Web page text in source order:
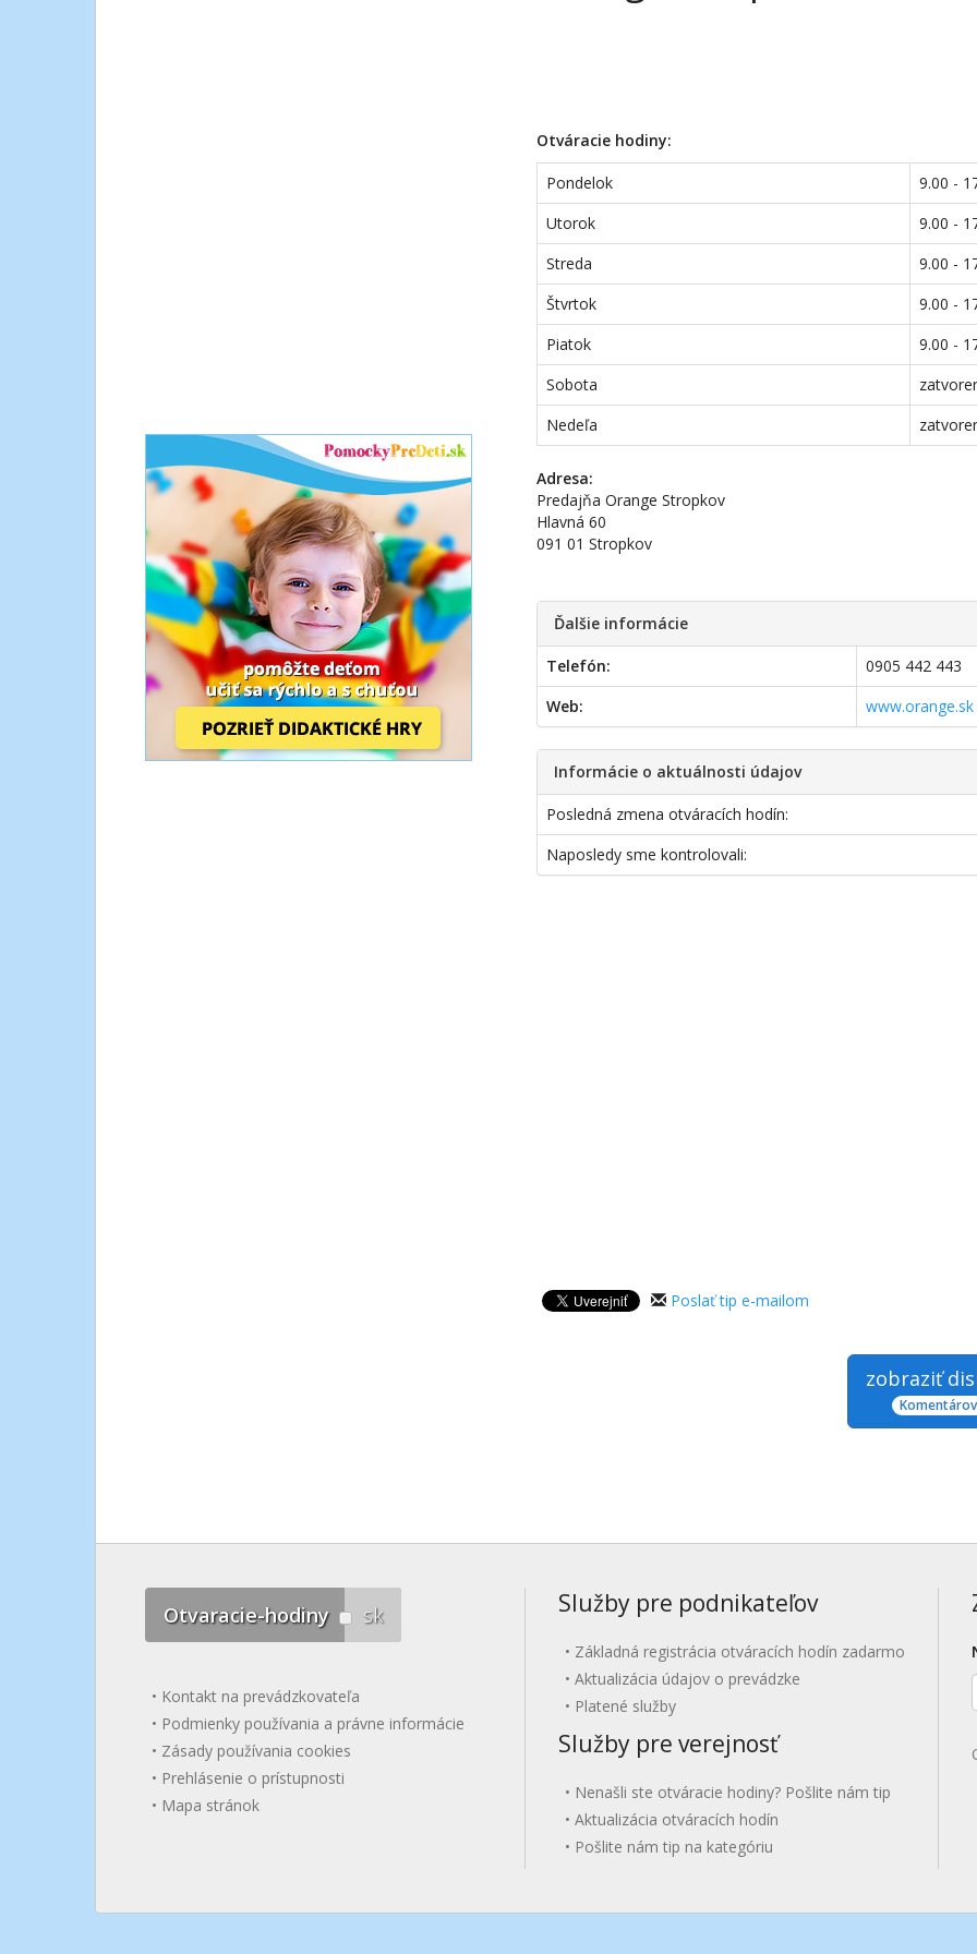
Otváracie hodiny:
Pondelok
9.00 -
Utorok
9.00 -
Streda
9.00 -
Štvrtok
9.00 -
Piatok
9.00 -
Sobota
Nedeľa
Adresa:
Predajňa Orange Stropkov
Hlavná 60
091 01 Stropkov
Ďalšie informácie
Telefón:
0905 442 443
Web:
www.orange.sk
Informácie o aktuálnosti údajov
Posledná zmena otváracích hodín:
Naposledy sme kontrolovali:
Poslať tip e-mailom
zobraziť
Otvaracie-hodiny sk
Kontakt na prevádzkovateľa
Podmienky používania a právne informácie
Zásady používania cookies
Prehlásenie o prístupnosti
Mapa stránok
Služby pre podnikateľov
Základná registrácia otváracích hodín zadarmo
Aktualizácia údajov o prevádzke
Platené služby
Služby pre verejnosť
Nenašli ste otváracie hodiny? Pošlite nám tip
Aktualizácia otváracích hodín
Pošlite nám tip na kategóriu
E-